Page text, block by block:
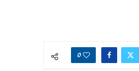
0